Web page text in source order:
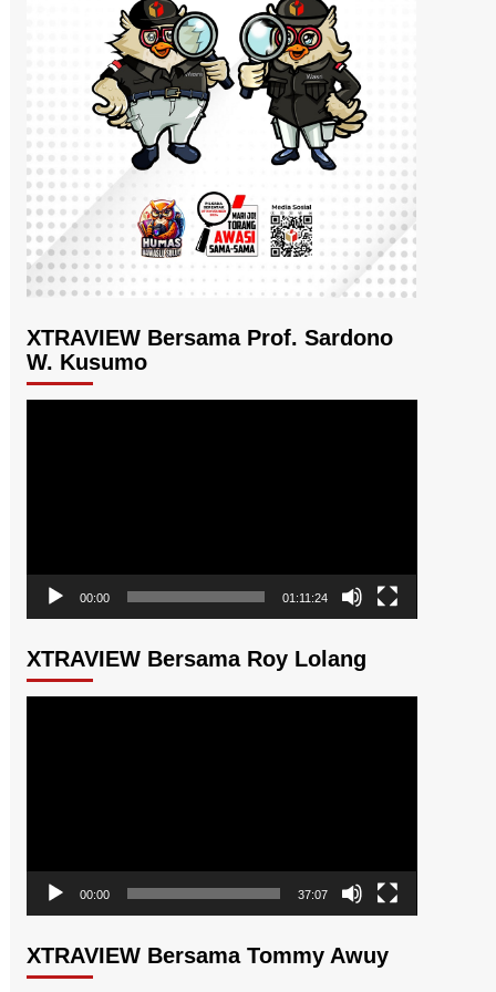
XTRAVIEW Bersama Prof. Sardono
W. Kusumo
00:00 01:11:24
XTRAVIEW Bersama Roy Lolang
00:00 37:07
XTRAVIEW Bersama Tommy Awuy